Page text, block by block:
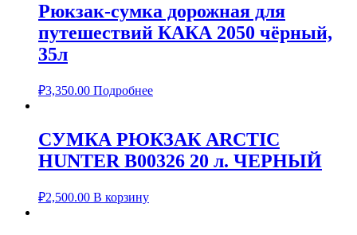
Рюкзак-сумка дорожная для
путешествий КАКА 2050 чёрный,
35л
₽3,350.00 Подробнее
СУМКА РЮКЗАК ARCTIC
HUNTER B00326 20 л. ЧЕРНЫЙ
₽2,500.00 В корзину